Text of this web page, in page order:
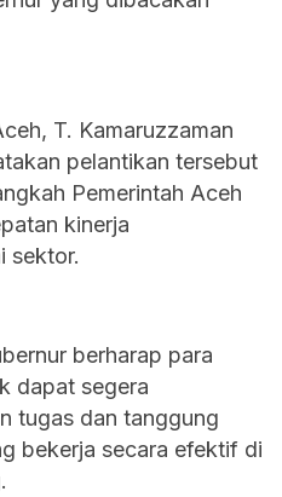
T. Kamaruzzaman
pelantikan tersebut
Pemerintah Aceh
kinerja
sektor.
berharap para
dapat segera
tugas dan tanggung
bekerja secara efektif di